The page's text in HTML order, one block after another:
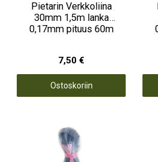
Pietarin Verkkoliina
30mm 1,5m lanka
0,17mm pituus 60m
7,50 €
Ostoskoriin